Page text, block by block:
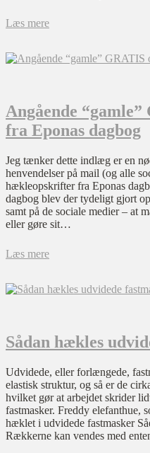
Læs mere
Angående
fra Eponas dagbog
Jeg tænker dette indlæg er en
henvendelser på mail (og alle
hækleopskrifter fra Eponas
dagbog blev der tydeligt gjort
samt på de sociale medier – at
eller gøre sit…
Læs mere
Sådan hækles
Udvidede, eller forlængede,
elastisk struktur, og så er de
hvilket gør at arbejdet skrider
fastmasker. Freddy elefanthue,
hæklet i udvidede fastmasker
Rækkerne kan vendes med